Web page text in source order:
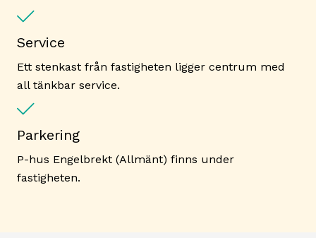
Service
Ett stenkast från fastigheten ligger centrum med
all tänkbar service.
Parkering
P-hus Engelbrekt (Allmänt) finns under
fastigheten.